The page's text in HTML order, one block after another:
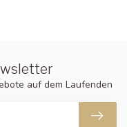
auf dem Laufenden